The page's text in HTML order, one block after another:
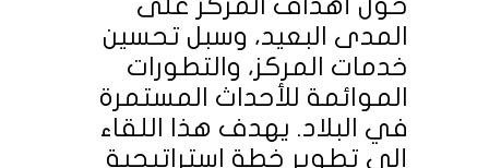
حول أهداف المركز على
المدى البعيد، وسبل تحسين
خدمات المركز، والتطورات
الموائمة للأحداث المستمرة
في البلاد. يهدف هذا اللقاء
إلى تطوير خطة استراتيجية